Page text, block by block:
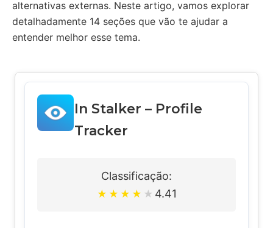
alternativas externas. Neste artigo, vamos explorar
detalhadamente 14 seções que vão te ajudar a
entender melhor esse tema.
In Stalker – Profile
Tracker
Classificação:
★ ★ ★ ★ ★ 4.41